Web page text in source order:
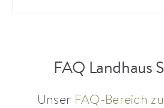
FAQ Landhaus
Unser FAQ-Bereich